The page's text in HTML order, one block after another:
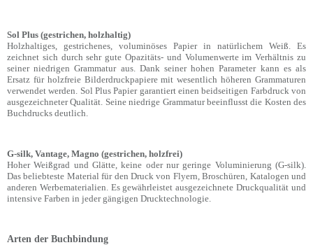
Sol Plus (gestrichen, holzhaltig)
Holzhaltiges, gestrichenes, voluminöses Papier in natürlichem Weiß. Es
zeichnet sich durch sehr gute Opazitäts- und Volumenwerte im Verhältnis zu
seiner niedrigen Grammatur aus. Dank seiner hohen Parameter kann es als
Ersatz für holzfreie Bilderdruckpapiere mit wesentlich höheren Grammaturen
verwendet werden. Sol Plus Papier garantiert einen beidseitigen Farbdruck von
ausgezeichneter Qualität. Seine niedrige Grammatur beeinflusst die Kosten des
Buchdrucks deutlich.
G-silk, Vantage, Magno (gestrichen, holzfrei)
Hoher Weißgrad und Glätte, keine oder nur geringe Voluminierung (G-silk).
Das beliebteste Material für den Druck von Flyern, Broschüren, Katalogen und
anderen Werbematerialien. Es gewährleistet ausgezeichnete Druckqualität und
intensive Farben in jeder gängigen Drucktechnologie.
Arten der Buchbindung